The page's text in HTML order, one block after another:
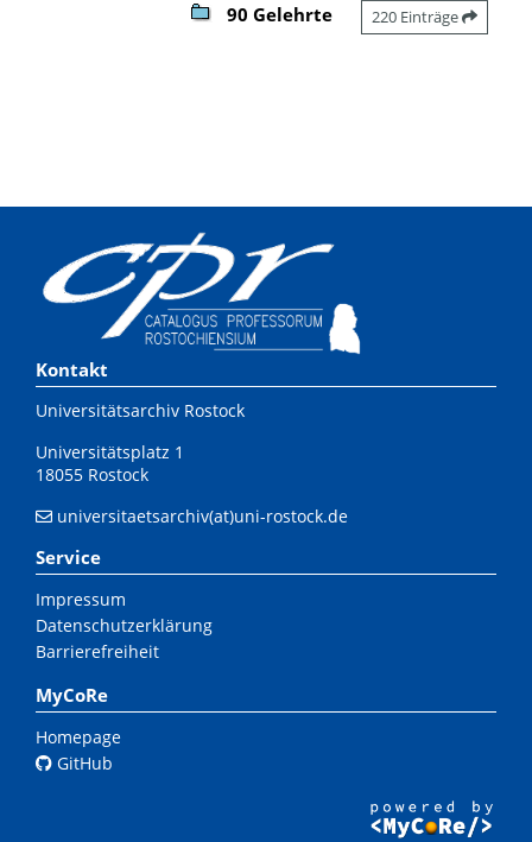
90 Gelehrte 220 Einträge
Kontakt
Universitätsarchiv Rostock
Universitätsplatz 1
18055 Rostock
universitaetsarchiv(at)uni-rostock.de
Service
Impressum
Datenschutzerklärung
Barrierefreiheit
MyCoRe
Homepage
GitHub